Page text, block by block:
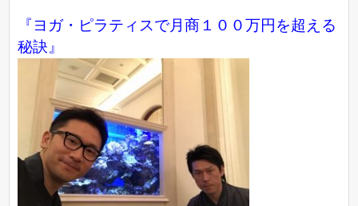
『ヨガ・ピラティスで月商１００万円を超える
秘訣』